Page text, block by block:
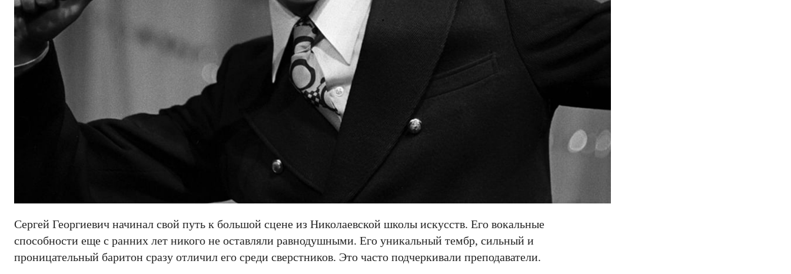
Сергей Георгиевич начинал свой путь к большой сцене из Николаевской школы искусств. Его вокальные
способности еще с ранних лет никого не оставляли равнодушными. Его уникальный тембр, сильный и
проницательный баритон сразу отличил его среди сверстников. Это часто подчеркивали преподаватели.